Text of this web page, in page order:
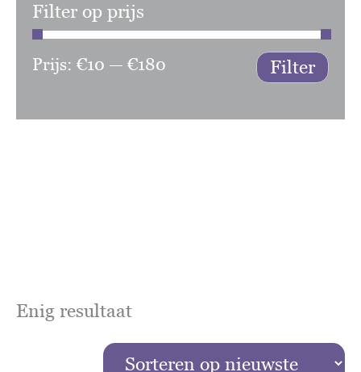
Filter op prijs
Min.
Max.
Filter
Prijs: €10 — €180
Enig resultaat